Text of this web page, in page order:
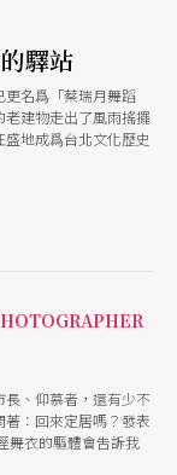
驛站
名爲「蔡瑞月舞蹈
建物走出了風雨搖擺
地成爲台北文化歷史
、仰慕者，還有少不
：回來定居嗎？發表
舞衣的驅體會吿訴我